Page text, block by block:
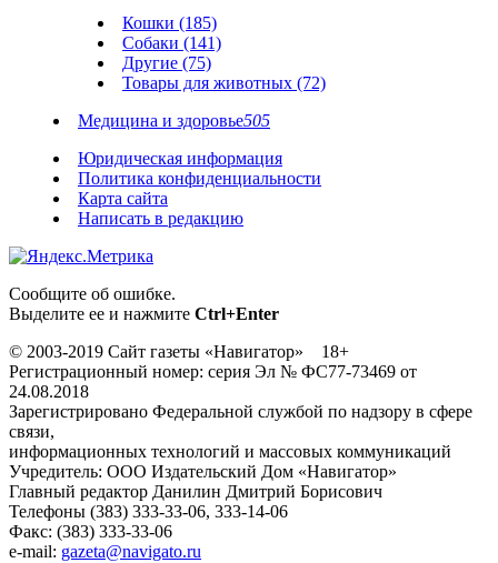
Кошки (185)
Собаки (141)
Другие (75)
Товары для животных (72)
Медицина и здоровье505
Юридическая информация
Политика конфиденциальности
Карта сайта
Написать в редакцию
Сообщите об ошибке.
Выделите ее и нажмите Ctrl+Enter
© 2003-2019 Сайт газеты «Навигатор» 18+
Регистрационный номер: серия Эл № ФС77-73469 от
24.08.2018
Зарегистрировано Федеральной службой по надзору в сфере
связи,
информационных технологий и массовых коммуникаций
Учредитель: ООО Издательский Дом «Навигатор»
Главный редактор Данилин Дмитрий Борисович
Телефоны (383) 333-33-06, 333-14-06
Факс: (383) 333-33-06
e-mail: gazeta@navigato.ru